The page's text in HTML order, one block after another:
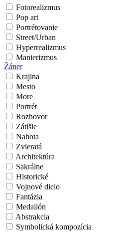
Fotorealizmus
Pop art
Portrétovanie
Street/Urban
Hyperrealizmus
Manierizmus
Žáner
Krajina
Mesto
More
Portrét
Rozhovor
Zátišie
Nahota
Zvieratá
Architektúra
Sakrálne
Historické
Vojnové dielo
Fantázia
Medailón
Abstrakcia
Symbolická kompozícia